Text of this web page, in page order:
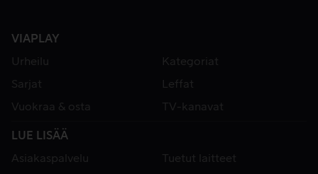
VIAPLAY
Urheilu
Kategoriat
Sarjat
Leffat
Vuokraa & osta
TV-kanavat
LUE LISÄÄ
Asiakaspalvelu
Tuetut laitteet